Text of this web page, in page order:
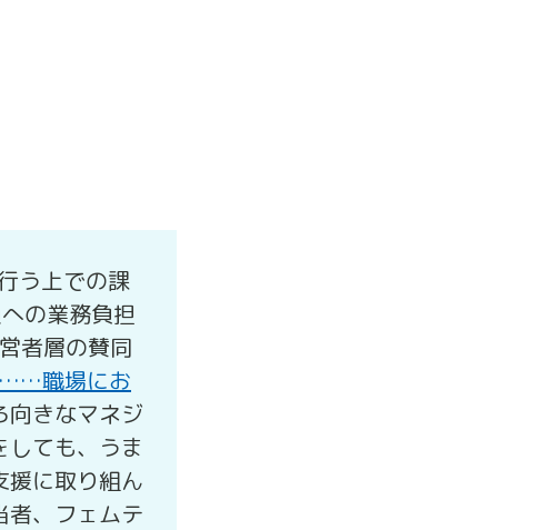
う上での課
の業務負担
者層の賛同
……職場にお
向きなマネジ
ても、うま
援に取り組ん
者、フェムテ